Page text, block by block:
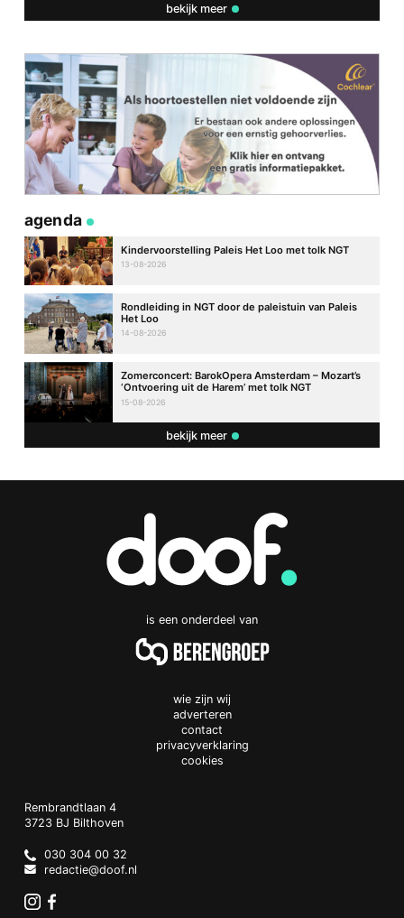
bekijk meer
agenda
Kindervoorstelling Paleis Het Loo met tolk NGT
13-08-2026
Rondleiding in NGT door de paleistuin van Paleis
Het Loo
14-08-2026
Zomerconcert: BarokOpera Amsterdam – Mozart’s
‘Ontvoering uit de Harem’ met tolk NGT
15-08-2026
bekijk meer
is een onderdeel van
wie zijn wij
adverteren
contact
privacyverklaring
cookies
Doof.nl
work
Rembrandtlaan 4
3723 BJ Bilthoven
Netherlands
030 304 00 32
redactie@doof.nl